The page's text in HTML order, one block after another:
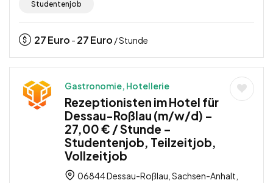
Studentenjob
27Euro - 27Euro / Stunde
Gastronomie, Hotellerie
Rezeptionisten im Hotel für
Dessau-Roßlau (m/w/d) –
27,00 € / Stunde –
Studentenjob, Teilzeitjob,
Vollzeitjob
06844 Dessau-Roßlau, Sachsen-Anhalt,